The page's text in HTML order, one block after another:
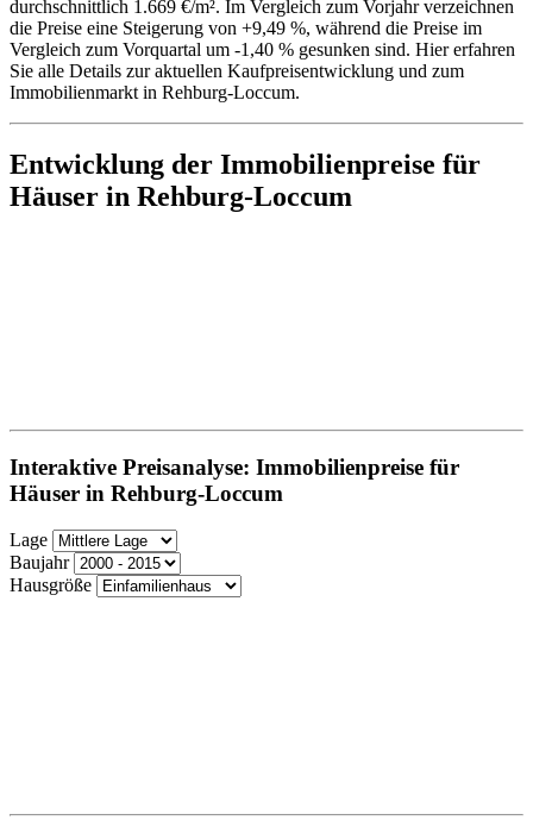
durchschnittlich 1.669 €/m². Im Vergleich zum Vorjahr verzeichnen
die Preise eine Steigerung von +9,49 %, während die Preise im
Vergleich zum Vorquartal um -1,40 % gesunken sind. Hier erfahren
Sie alle Details zur aktuellen Kaufpreisentwicklung und zum
Immobilienmarkt in Rehburg-Loccum.
Entwicklung der Immobilienpreise für
Häuser in Rehburg-Loccum
Interaktive Preisanalyse: Immobilienpreise für
Häuser in Rehburg-Loccum
Lage
Baujahr
Hausgröße